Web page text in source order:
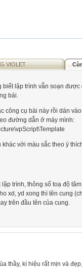
VIOLET
biết lập trình vẫn soạn
bài.
công cụ bài này rồi dán
đường dẫn ở máy mình:
với màu sắc theo ý
trình, thông số toạ độ
xd, yd xong thì tên cung
trên đầu tên của cung.
thầy, kí hiệu rất mịn và